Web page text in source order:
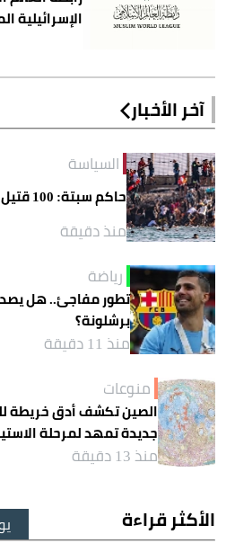
الإسرائيلية
آخر الأخبار
السياسة
حاكم سبتة: 100 قتيل في موجة الهجرة الجماعية
منذ دقيقة
رياضة
تطور مفاجئ.. هل يصدم
برشلونة؟
منذ 11 دقيقة
منوعات
جديدة تمهد لمرحلة
منذ 13 دقيقة
الأكثر قراءة